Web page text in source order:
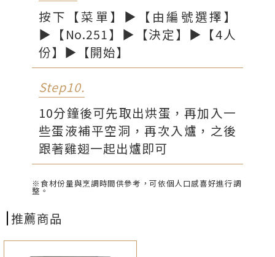
按下【菜單】▶【由編號選擇】
▶【No.251】▶【決定】▶【4人
份】▶【開始】
Step10.
10分鐘後可先取出烘蛋，再加入一
些蛋液補平空洞，再次入爐，之後
跟著雞翅一起出爐即可
※食材份量與烹調時間供參考，可依個人口感喜好進行調
整。
推薦商品